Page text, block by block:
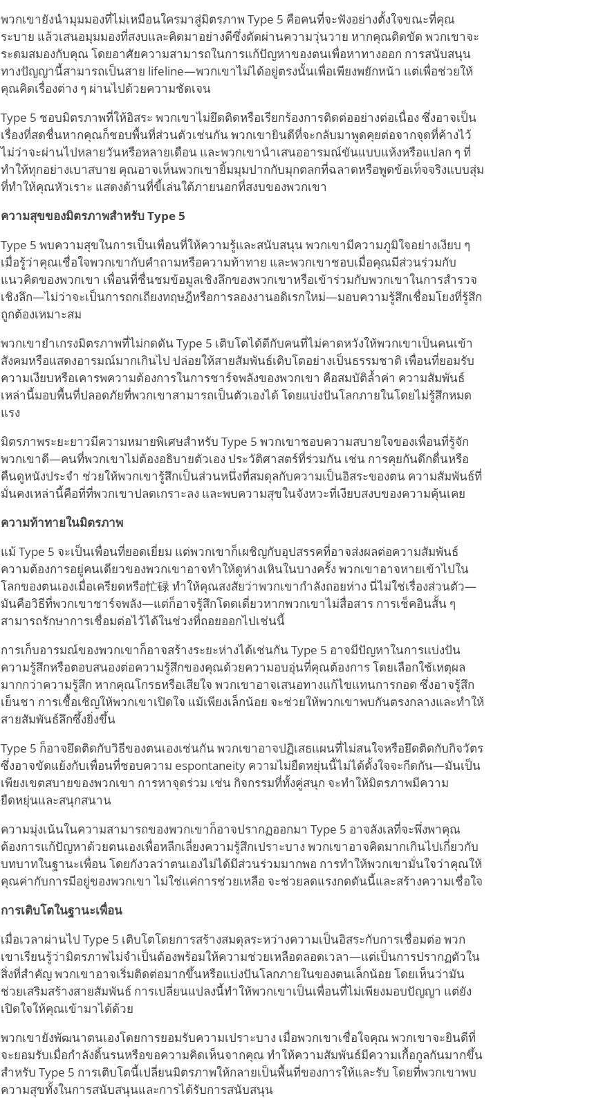
พวกเขายังนำมุมมองที่ไม่เหมือนใครมาสู่มิตรภาพ Type 5 คือคนที่จะฟังอย่างตั้งใจขณะที่คุณ
ระบาย แล้วเสนอมุมมองที่สงบและคิดมาอย่างดีซึ่งตัดผ่านความวุ่นวาย หากคุณติดขัด พวกเขาจะ
ระดมสมองกับคุณ โดยอาศัยความสามารถในการแก้ปัญหาของตนเพื่อหาทางออก การสนับสนุน
ทางปัญญานี้สามารถเป็นสาย lifeline—พวกเขาไม่ได้อยู่ตรงนั้นเพื่อเพียงพยักหน้า แต่เพื่อช่วยให้
คุณคิดเรื่องต่าง ๆ ผ่านไปด้วยความชัดเจน
Type 5 ชอบมิตรภาพที่ให้อิสระ พวกเขาไม่ยึดติดหรือเรียกร้องการติดต่ออย่างต่อเนื่อง ซึ่งอาจเป็น
เรื่องที่สดชื่นหากคุณก็ชอบพื้นที่ส่วนตัวเช่นกัน พวกเขายินดีที่จะกลับมาพูดคุยต่อจากจุดที่ค้างไว้
ไม่ว่าจะผ่านไปหลายวันหรือหลายเดือน และพวกเขานำเสนออารมณ์ขันแบบแห้งหรือแปลก ๆ ที่
ทำให้ทุกอย่างเบาสบาย คุณอาจเห็นพวกเขายิ้มมุมปากกับมุกตลกที่ฉลาดหรือพูดข้อเท็จจริงแบบสุ่ม
ที่ทำให้คุณหัวเราะ แสดงด้านที่ขี้เล่นใต้ภายนอกที่สงบของพวกเขา
ความสุขของมิตรภาพสำหรับ Type 5
Type 5 พบความสุขในการเป็นเพื่อนที่ให้ความรู้และสนับสนุน พวกเขามีความภูมิใจอย่างเงียบ ๆ
เมื่อรู้ว่าคุณเชื่อใจพวกเขากับคำถามหรือความท้าทาย และพวกเขาชอบเมื่อคุณมีส่วนร่วมกับ
แนวคิดของพวกเขา เพื่อนที่ชื่นชมข้อมูลเชิงลึกของพวกเขาหรือเข้าร่วมกับพวกเขาในการสำรวจ
เชิงลึก—ไม่ว่าจะเป็นการถกเถียงทฤษฎีหรือการลองงานอดิเรกใหม่—มอบความรู้สึกเชื่อมโยงที่รู้สึก
ถูกต้องเหมาะสม
พวกเขายำเกรงมิตรภาพที่ไม่กดดัน Type 5 เติบโตได้ดีกับคนที่ไม่คาดหวังให้พวกเขาเป็นคนเข้า
สังคมหรือแสดงอารมณ์มากเกินไป ปล่อยให้สายสัมพันธ์เติบโตอย่างเป็นธรรมชาติ เพื่อนที่ยอมรับ
ความเงียบหรือเคารพความต้องการในการชาร์จพลังของพวกเขา คือสมบัติล้ำค่า ความสัมพันธ์
เหล่านี้มอบพื้นที่ปลอดภัยที่พวกเขาสามารถเป็นตัวเองได้ โดยแบ่งปันโลกภายในโดยไม่รู้สึกหมด
แรง
มิตรภาพระยะยาวมีความหมายพิเศษสำหรับ Type 5 พวกเขาชอบความสบายใจของเพื่อนที่รู้จัก
พวกเขาดี—คนที่พวกเขาไม่ต้องอธิบายตัวเอง ประวัติศาสตร์ที่ร่วมกัน เช่น การคุยกันดึกดื่นหรือ
คืนดูหนังประจำ ช่วยให้พวกเขารู้สึกเป็นส่วนหนึ่งที่สมดุลกับความเป็นอิสระของตน ความสัมพันธ์ที่
มั่นคงเหล่านี้คือที่ที่พวกเขาปลดเกราะลง และพบความสุขในจังหวะที่เงียบสงบของความคุ้นเคย
ความท้าทายในมิตรภาพ
แม้ Type 5 จะเป็นเพื่อนที่ยอดเยี่ยม แต่พวกเขาก็เผชิญกับอุปสรรคที่อาจส่งผลต่อความสัมพันธ์
ความต้องการอยู่คนเดียวของพวกเขาอาจทำให้ดูห่างเหินในบางครั้ง พวกเขาอาจหายเข้าไปใน
โลกของตนเองเมื่อเครียดหรือ忙碌 ทำให้คุณสงสัยว่าพวกเขากำลังถอยห่าง นี่ไม่ใช่เรื่องส่วนตัว—
มันคือวิธีที่พวกเขาชาร์จพลัง—แต่ก็อาจรู้สึกโดดเดี่ยวหากพวกเขาไม่สื่อสาร การเช็คอินสั้น ๆ
สามารถรักษาการเชื่อมต่อไว้ได้ในช่วงที่ถอยออกไปเช่นนี้
การเก็บอารมณ์ของพวกเขาก็อาจสร้างระยะห่างได้เช่นกัน Type 5 อาจมีปัญหาในการแบ่งปัน
ความรู้สึกหรือตอบสนองต่อความรู้สึกของคุณด้วยความอบอุ่นที่คุณต้องการ โดยเลือกใช้เหตุผล
มากกว่าความรู้สึก หากคุณโกรธหรือเสียใจ พวกเขาอาจเสนอทางแก้ไขแทนการกอด ซึ่งอาจรู้สึก
เย็นชา การเชื้อเชิญให้พวกเขาเปิดใจ แม้เพียงเล็กน้อย จะช่วยให้พวกเขาพบกันตรงกลางและทำให้
สายสัมพันธ์ลึกซึ้งยิ่งขึ้น
Type 5 ก็อาจยึดติดกับวิธีของตนเองเช่นกัน พวกเขาอาจปฏิเสธแผนที่ไม่สนใจหรือยึดติดกับกิจวัตร
ซึ่งอาจขัดแย้งกับเพื่อนที่ชอบความ espontaneity ความไม่ยืดหยุ่นนี้ไม่ได้ตั้งใจจะกีดกัน—มันเป็น
เพียงเขตสบายของพวกเขา การหาจุดร่วม เช่น กิจกรรมที่ทั้งคู่สนุก จะทำให้มิตรภาพมีความ
ยืดหยุ่นและสนุกสนาน
ความมุ่งเน้นในความสามารถของพวกเขาก็อาจปรากฏออกมา Type 5 อาจลังเลที่จะพึ่งพาคุณ
ต้องการแก้ปัญหาด้วยตนเองเพื่อหลีกเลี่ยงความรู้สึกเปราะบาง พวกเขาอาจคิดมากเกินไปเกี่ยวกับ
บทบาทในฐานะเพื่อน โดยกังวลว่าตนเองไม่ได้มีส่วนร่วมมากพอ การทำให้พวกเขามั่นใจว่าคุณให้
คุณค่ากับการมีอยู่ของพวกเขา ไม่ใช่แค่การช่วยเหลือ จะช่วยลดแรงกดดันนี้และสร้างความเชื่อใจ
การเติบโตในฐานะเพื่อน
เมื่อเวลาผ่านไป Type 5 เติบโตโดยการสร้างสมดุลระหว่างความเป็นอิสระกับการเชื่อมต่อ พวก
เขาเรียนรู้ว่ามิตรภาพไม่จำเป็นต้องพร้อมให้ความช่วยเหลือตลอดเวลา—แต่เป็นการปรากฏตัวใน
สิ่งที่สำคัญ พวกเขาอาจเริ่มติดต่อมากขึ้นหรือแบ่งปันโลกภายในของตนเล็กน้อย โดยเห็นว่ามัน
ช่วยเสริมสร้างสายสัมพันธ์ การเปลี่ยนแปลงนี้ทำให้พวกเขาเป็นเพื่อนที่ไม่เพียงมอบปัญญา แต่ยัง
เปิดใจให้คุณเข้ามาได้ด้วย
พวกเขายังพัฒนาตนเองโดยการยอมรับความเปราะบาง เมื่อพวกเขาเชื่อใจคุณ พวกเขาจะยินดีที่
จะยอมรับเมื่อกำลังดิ้นรนหรือขอความคิดเห็นจากคุณ ทำให้ความสัมพันธ์มีความเกื้อกูลกันมากขึ้น
สำหรับ Type 5 การเติบโตนี้เปลี่ยนมิตรภาพให้กลายเป็นพื้นที่ของการให้และรับ โดยที่พวกเขาพบ
ความสุขทั้งในการสนับสนุนและการได้รับการสนับสนุน